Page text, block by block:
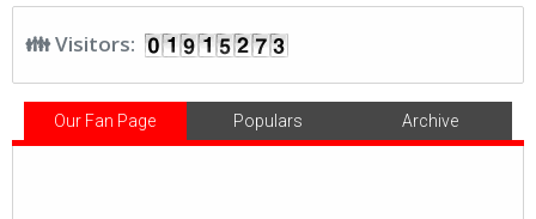
👪 Visitors:
Our Fan Page Populars Archive